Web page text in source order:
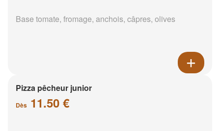
Base tomate, fromage, anchois, câpres, olives
Pizza pêcheur junior
Dès 11.50 €